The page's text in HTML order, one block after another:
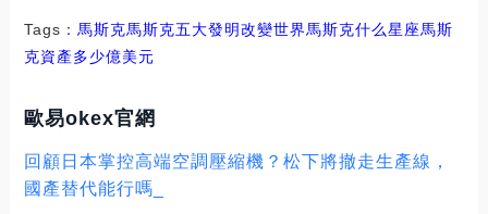
Tags： 馬斯克馬斯克五大發明改變世界馬斯克什么星座馬斯
克資產多少億美元
歐易okex官網
回顧日本掌控高端空調壓縮機？松下將撤走生產線，
國產替代能行嗎_